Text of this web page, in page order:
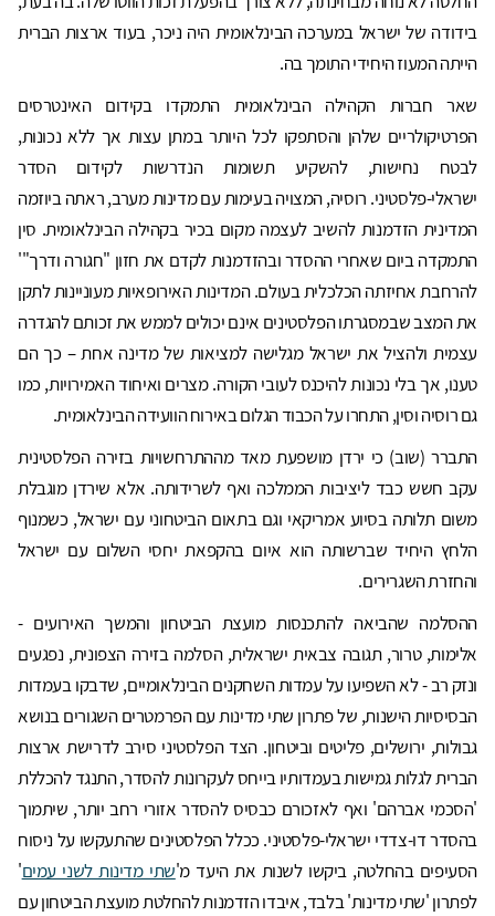
בידודה של ישראל במערכה הבינלאומית היה ניכר, בעוד ארצות הברית
הייתה המעוז היחידי התומך בה.
שאר חברות הקהילה הבינלאומית התמקדו בקידום האינטרסים
הפרטיקולריים שלהן והסתפקו לכל היותר במתן עצות אך ללא נכונות,
לבטח נחישות, להשקיע תשומות הנדרשות לקידום הסדר
ישראלי-פלסטיני. רוסיה, המצויה בעימות עם מדינות מערב, ראתה ביוזמה
המדינית הזדמנות להשיב לעצמה מקום בכיר בקהילה הבינלאומית. סין
התמקדה ביום שאחרי ההסדר ובהזדמנות לקדם את חזון "חגורה ודרך"'
להרחבת אחיזתה הכלכלית בעולם. המדינות האירופאיות מעוניינות לתקן
את המצב שבמסגרתו הפלסטינים אינם יכולים לממש את זכותם להגדרה
עצמית ולהציל את ישראל מגלישה למציאות של מדינה אחת – כך הם
טענו, אך בלי נכונות להיכנס לעובי הקורה. מצרים ואיחוד האמירויות, כמו
גם רוסיה וסין, התחרו על הכבוד הגלום באירוח הוועידה הבינלאומית.
התברר (שוב) כי ירדן מושפעת מאד מההתרחשויות בזירה הפלסטינית
עקב חשש כבד ליציבות הממלכה ואף לשרידותה. אלא שירדן מוגבלת
משום תלותה בסיוע אמריקאי וגם בתאום הביטחוני עם ישראל, כשמנוף
הלחץ היחיד שברשותה הוא איום בהקפאת יחסי השלום עם ישראל
והחזרת השגרירים.
ההסלמה שהביאה להתכנסות מועצת הביטחון והמשך האירועים -
אלימות, טרור, תגובה צבאית ישראלית, הסלמה בזירה הצפונית, נפגעים
ונזק רב - לא השפיעו על עמדות השחקנים הבינלאומיים, שדבקו בעמדות
הבסיסיות הישנות, של פתרון שתי מדינות עם הפרמטרים השגורים בנושא
גבולות, ירושלים, פליטים וביטחון. הצד הפלסטיני סירב לדרישת ארצות
הברית לגלות גמישות בעמדותיו בייחס לעקרונות להסדר, התנגד להכללת
'הסכמי אברהם' ואף לאזכורם כבסיס להסדר אזורי רחב יותר, שיתמוך
בהסדר דו-צדדי ישראלי-פלסטיני. ככלל הפלסטינים שהתעקשו על ניסוח
הסעיפים בהחלטה, ביקשו לשנות את היעד מ'שתי מדינות לשני עמים'
לפתרון 'שתי מדינות' בלבד, איבדו הזדמנות להחלטת מועצת הביטחון עם